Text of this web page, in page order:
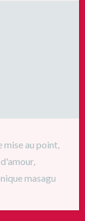
mise au point,
,
masagu